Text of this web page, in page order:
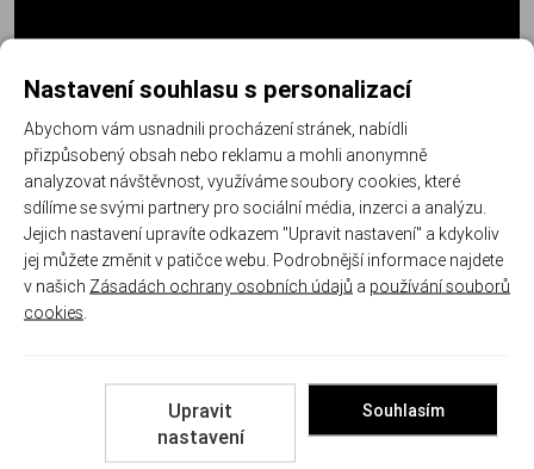
Další informace
Nastavení souhlasu s personalizací
Abychom vám usnadnili procházení stránek, nabídli
přizpůsobený obsah nebo reklamu a mohli anonymně
analyzovat návštěvnost, využíváme soubory cookies, které
sdílíme se svými partnery pro sociální média, inzerci a analýzu.
Jejich nastavení upravíte odkazem "Upravit nastavení" a kdykoliv
jej můžete změnit v patičce webu. Podrobnější informace najdete
v našich Zásadách ochrany osobních údajů a používání souborů
cookies
Upravit
nastavení
Souhlasím